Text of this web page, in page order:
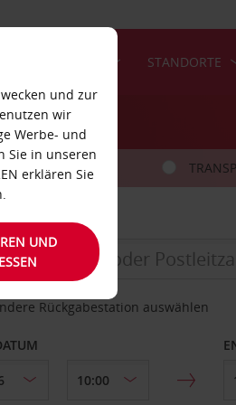
STANDORTE
Rückgabestation auswählen
und zur
wir
Werbe- und
Sie in unseren
erklären Sie
UND